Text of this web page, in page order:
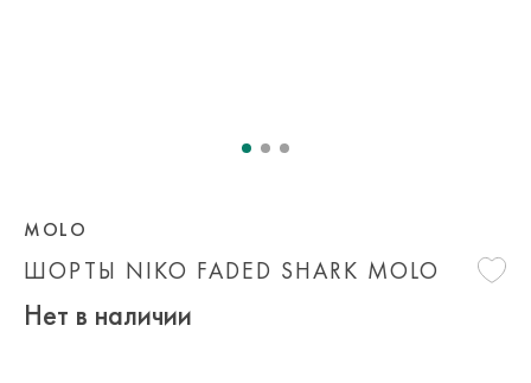
ШОРТЫ NIKO FADED SHARK MOLO
MOLO
Нет в наличии